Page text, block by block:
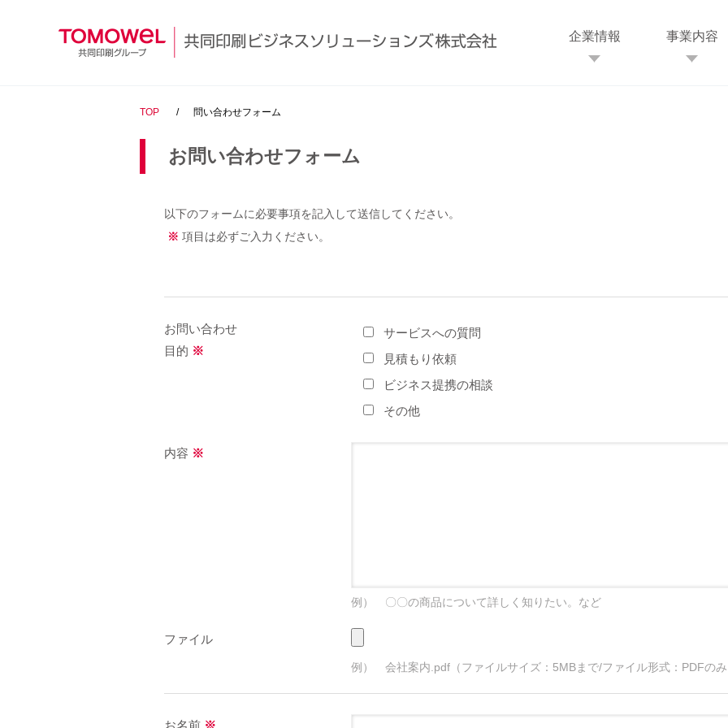
企業情報 事業内容
TOP 問い合わせフォーム
お問い合わせフォーム
以下のフォームに必要事項を記入して送信してください。
※ 項目は必ずご入力ください。
お問い合わせ
目的 ※
サービスへの質問
見積もり依頼
ビジネス提携の相談
その他
内容 ※
例） 〇〇の商品について詳しく知りたい。など
ファイル
例） 会社案内.pdf（ファイルサイズ：5MBまで/ファイル形式：PDFの
お名前 ※